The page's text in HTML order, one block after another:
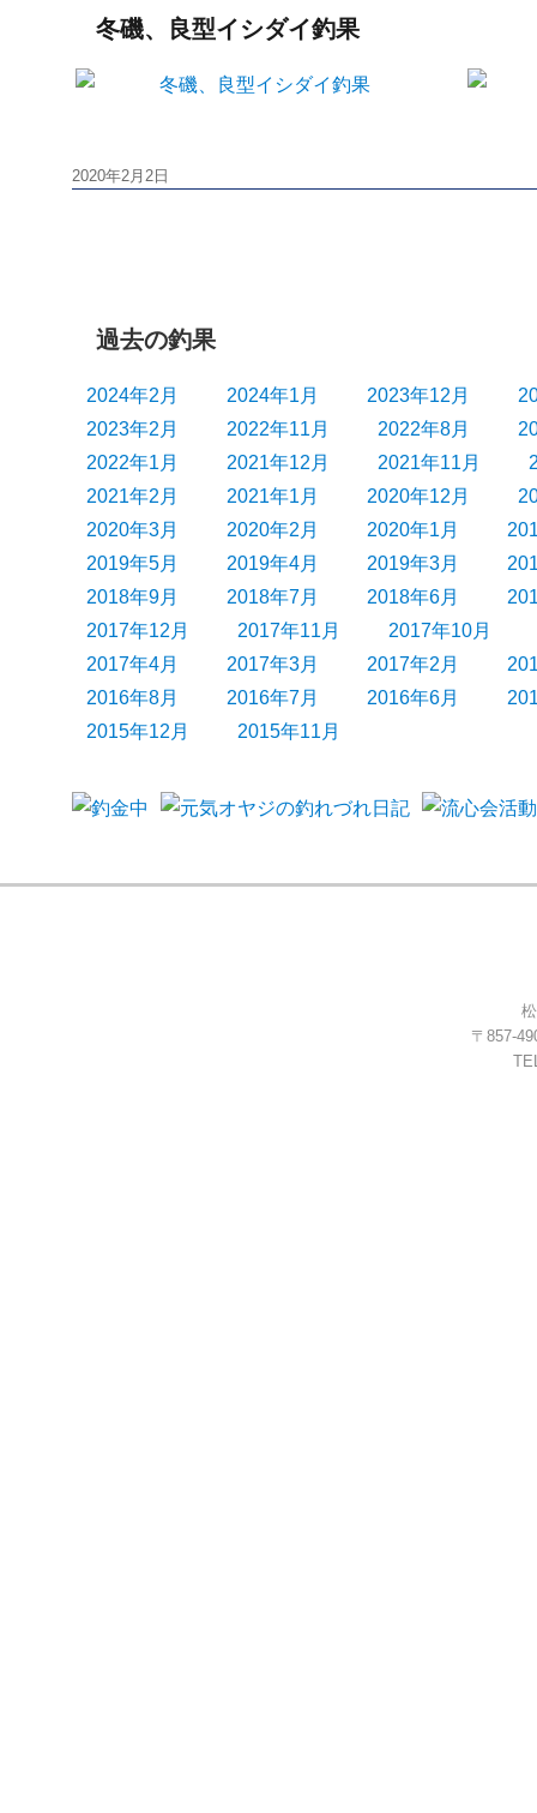
冬磯、良型イシダイ釣果
投
2020年2月2日
過去の釣果
2024年2月 2024年1月 2023年12月
2023年2月
2022年11月 2022年8月
2022年1月
2021年12月 2021年11月
2021年2月
2021年1月 2020年12月
2020年3月
2020年2月 2020年1月
2019年5月
2019年4月 2019年3月
2018年9月
2018年7月 2018年6月
2017年12月
2017年11月
2017年10月
2017年4月
2017年3月 2017年2月
2016年8月
2016年7月 2016年6月
2015年12月
2015年11月
〒857-